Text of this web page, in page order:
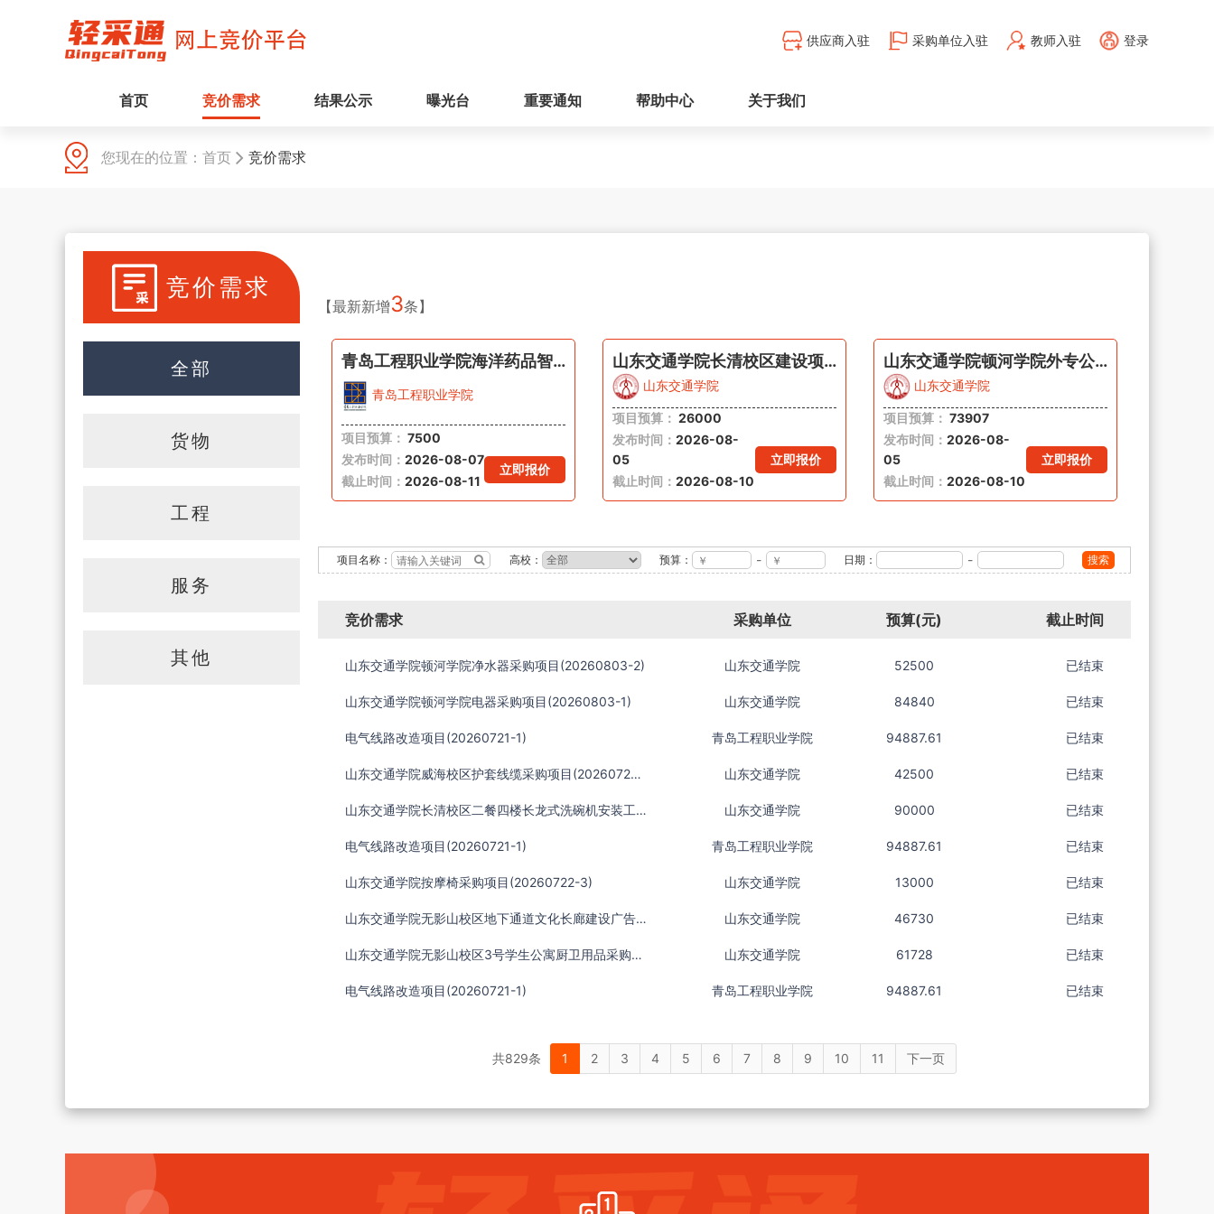
供应商入驻 采购单位入驻 教师入驻 登录
首页 竞价需求 结果公示 曝光台 重要通知 帮助中心 关于我们
您现在的位置： 首页 竞价需求
竞价需求
全部
货物
工程
服务
其他
【最新新增3条】
青岛工程职业学院海洋药品智造实训中心改造项目造价咨询服务(20260807-1)
青岛工程职业学院
项目预算： 7500
发布时间： 2026-08-07
截止时间： 2026-08-11
立即报价
山东交通学院长清校区建设项目交通影响评价服务采购项目(20260805-4)
山东交通学院
项目预算： 26000
发布时间： 2026-08-
05
截止时间： 2026-08-10
立即报价
山东交通学院顿河学院外专公寓洁具采购项目(20260805-3)
山东交通学院
项目预算： 73907
发布时间： 2026-08-
05
截止时间： 2026-08-10
立即报价
项目名称： 高校： 预算： - 日期： - 搜索
竞价需求 采购单位 预算(元) 截止时间
山东交通学院顿河学院净水器采购项目(20260803-2) 山东交通学院 52500 已结束
山东交通学院顿河学院电器采购项目(20260803-1) 山东交通学院 84840 已结束
电气线路改造项目(20260721-1) 青岛工程职业学院 94887.61 已结束
山东交通学院威海校区护套线缆采购项目(20260729-3) 山东交通学院 42500 已结束
山东交通学院长清校区二餐四楼长龙式洗碗机安装工程采购项目(20260728-1) 山东交通学院 90000 已结束
电气线路改造项目(20260721-1) 青岛工程职业学院 94887.61 已结束
山东交通学院按摩椅采购项目(20260722-3) 山东交通学院 13000 已结束
山东交通学院无影山校区地下通道文化长廊建设广告物料采购项目(20260727-1) 山东交通学院 46730 已结束
山东交通学院无影山校区3号学生公寓厨卫用品采购项目(20260724-1) 山东交通学院 61728 已结束
电气线路改造项目(20260721-1) 青岛工程职业学院 94887.61 已结束
共829条 1 2 3 4 5 6 7 8 9 10 11 下一页